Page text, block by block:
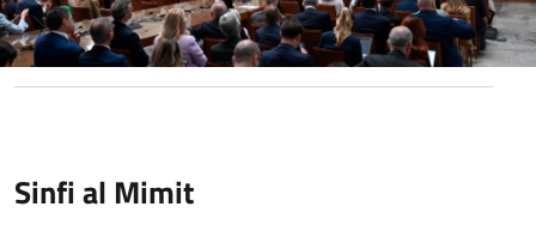
Sinfi al Mimit